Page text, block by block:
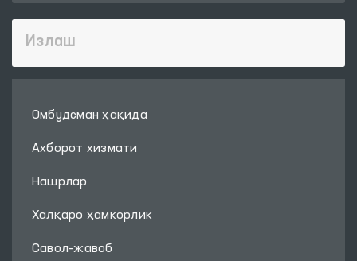
Омбудсман ҳақида
Ахборот хизмати
Нашрлар
Халқаро ҳамкорлик
Савол-жавоб